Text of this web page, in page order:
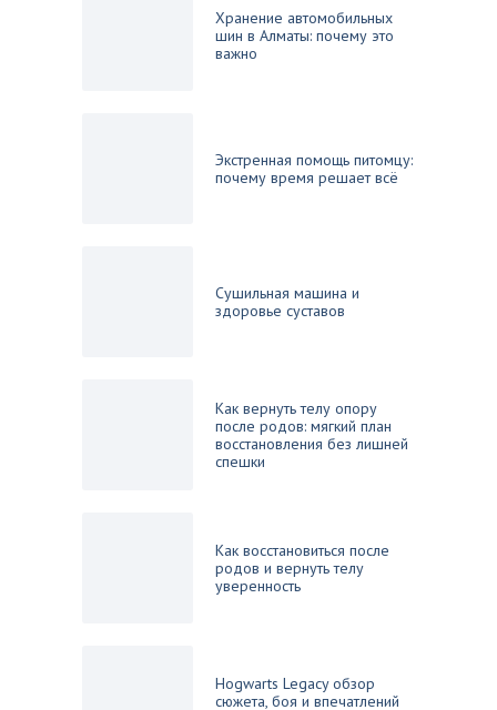
Хранение автомобильных
шин в Алматы: почему это
важно
Экстренная помощь питомцу:
почему время решает всё
Сушильная машина и
здоровье суставов
Как вернуть телу опору
после родов: мягкий план
восстановления без лишней
спешки
Как восстановиться после
родов и вернуть телу
уверенность
Hogwarts Legacy обзор
сюжета, боя и впечатлений